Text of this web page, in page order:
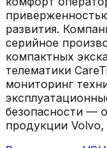
развития.
серийное
компактных
телематики
мониторинг
безопасности —
продукции